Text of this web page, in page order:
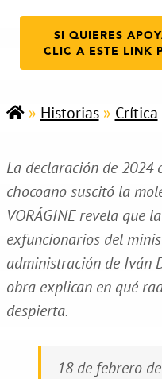
SI QUIERES
CLIC A ESTE LINK
» Historias» Crítica
La declaración de 2024
chocoano suscitó la
VORÁGINE revela que
exfuncionarios del
administración de Iván
obra explican en qué
despierta.
18 de febrero